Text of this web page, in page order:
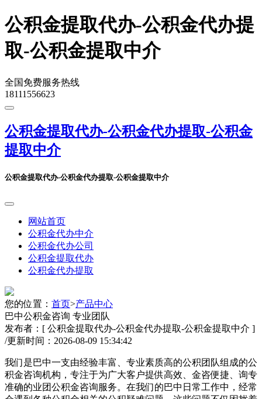
公积金提取代办-公积金代办提
取-公积金提取中介
全国免费服务热线
18111556623
公积金提取代办-公积金代办提取-公积金
提取中介
公积金提取代办-公积金代办提取-公积金提取中介
网站首页
公积金代办中介
公积金代办公司
公积金提取代办
公积金代办提取
您的位置： 首页>产品中心
巴中公积金咨询 专业团队
发布者：[ 公积金提取代办-公积金代办提取-公积金提取中介 ]
/更新时间：2026-08-09 15:34:42
我们是巴中一支由经验丰富、专业素质高的公积团队组成的公
积金咨询机构，专注于为广大客户提供高效、金咨便捷、询专
准确的业团公积金咨询服务。在我们的巴中日常工作中，经常